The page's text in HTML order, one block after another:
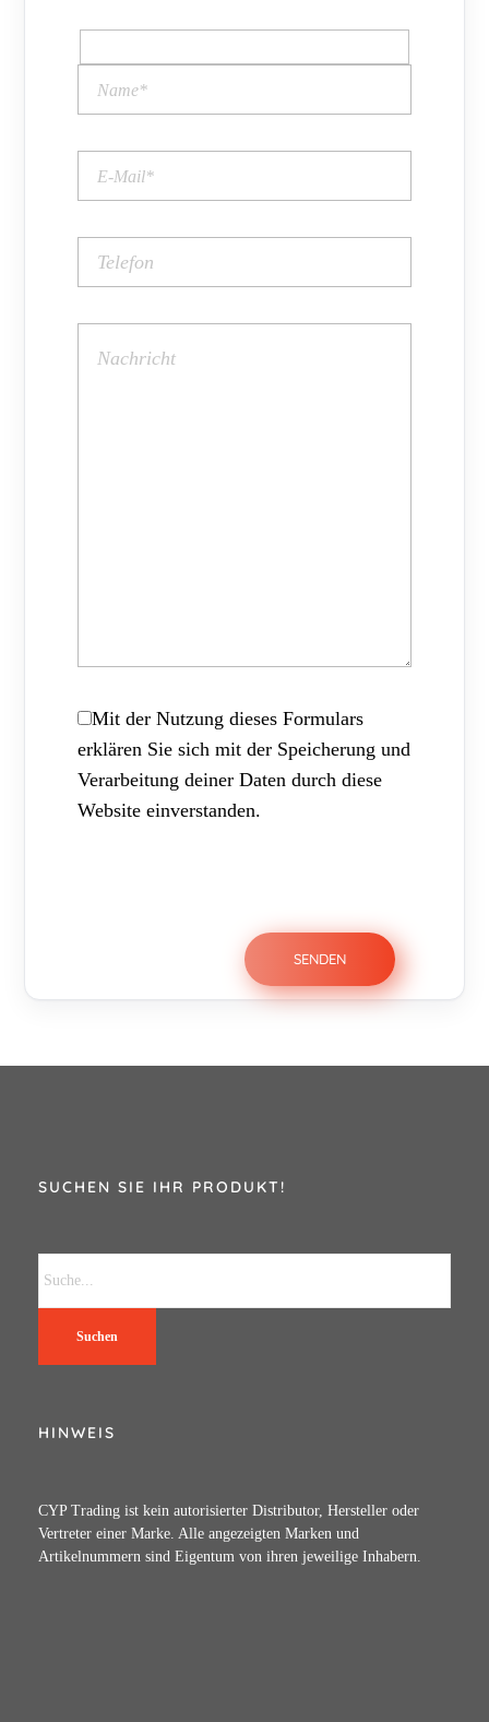
Mit der Nutzung dieses Formulars
erklären Sie sich mit der Speicherung und
Verarbeitung deiner Daten durch diese
Website einverstanden.
SUCHEN SIE IHR PRODUKT!
Suchen
HINWEIS
CYP Trading ist kein autorisierter Distributor, Hersteller oder
Vertreter einer Marke. Alle angezeigten Marken und
Artikelnummern sind Eigentum von ihren jeweilige Inhabern.